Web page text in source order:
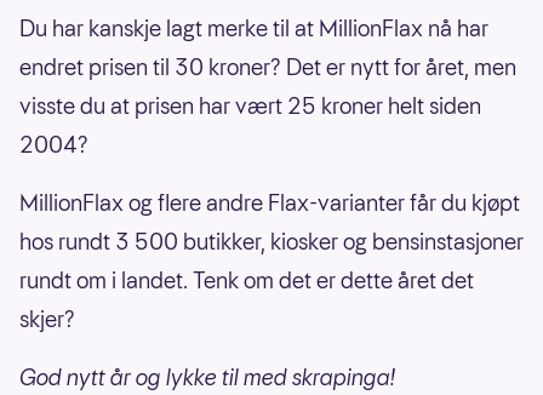
Du har kanskje lagt merke til at MillionFlax nå har
endret prisen til 30 kroner? Det er nytt for året, men
visste du at prisen har vært 25 kroner helt siden
2004?
MillionFlax og flere andre Flax-varianter får du kjøpt
hos rundt 3 500 butikker, kiosker og bensinstasjoner
rundt om i landet. Tenk om det er dette året det
skjer?
God nytt år og lykke til med skrapinga!